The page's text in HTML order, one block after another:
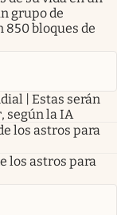
grupo de
850 bloques de
| Estas serán
según la IA
los astros para
los astros para